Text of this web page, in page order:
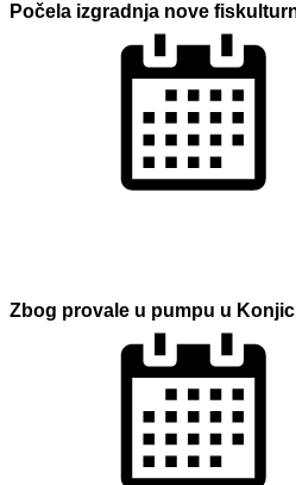
Počela izgradnja nove
Zbog provale u pumpu u